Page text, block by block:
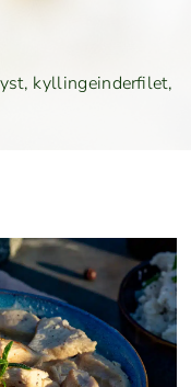
kyllingein­der­filet,